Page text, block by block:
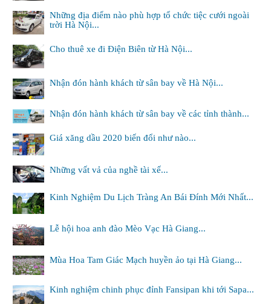
Những địa điểm nào phù hợp tổ chức tiệc cưới ngoài
trời Hà Nội...
Cho thuê xe đi Điện Biên từ Hà Nội...
Nhận đón hành khách từ sân bay về Hà Nội...
Nhận đón hành khách từ sân bay về các tỉnh thành...
Giá xăng dầu 2020 biến đổi như nào...
Những vất vả của nghề tài xế...
Kinh Nghiệm Du Lịch Tràng An Bái Đính Mới Nhất...
Lễ hội hoa anh đào Mèo Vạc Hà Giang...
Mùa Hoa Tam Giác Mạch huyền ảo tại Hà Giang...
Kinh nghiệm chinh phục đỉnh Fansipan khi tới Sapa...